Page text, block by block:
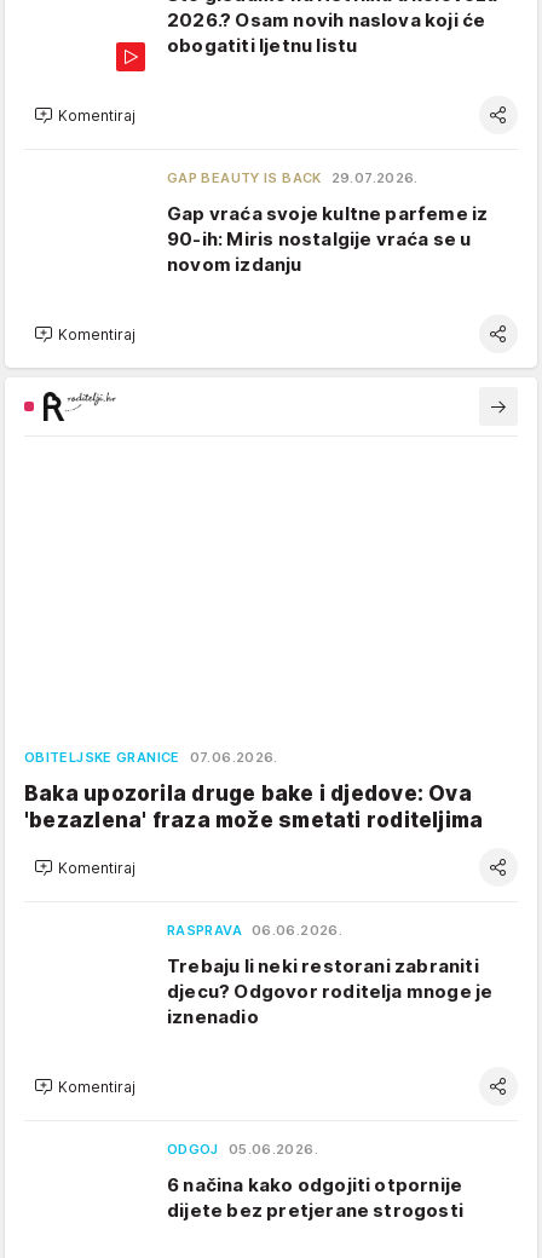
2026.? Osam novih naslova koji će
obogatiti ljetnu listu
Komentiraj
GAP BEAUTY IS BACK 29.07.2026.
Gap vraća svoje kultne parfeme iz
90-ih: Miris nostalgije vraća se u
novom izdanju
Komentiraj
OBITELJSKE GRANICE 07.06.2026.
Baka upozorila druge bake i djedove: Ova
'bezazlena' fraza može smetati roditeljima
Komentiraj
RASPRAVA 06.06.2026.
Trebaju li neki restorani zabraniti
djecu? Odgovor roditelja mnoge je
iznenadio
Komentiraj
ODGOJ 05.06.2026.
6 načina kako odgojiti otpornije
dijete bez pretjerane strogosti